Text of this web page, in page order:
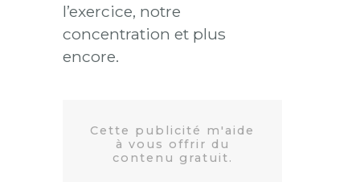
l’exercice, notre
concentration et plus
encore.